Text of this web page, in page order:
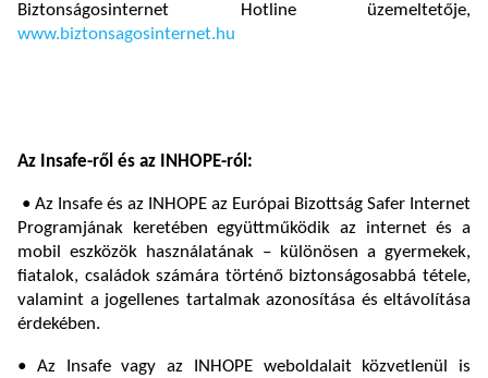
Biztonságosinternet Hotline üzemeltetője,
www.biztonsagosinternet.hu
Az Insafe-ről és az INHOPE-ról:
• Az Insafe és az INHOPE az Európai Bizottság Safer Internet
Programjának keretében együttműködik az internet és a
mobil eszközök használatának – különösen a gyermekek,
fiatalok, családok számára történő biztonságosabbá tétele,
valamint a jogellenes tartalmak azonosítása és eltávolítása
érdekében.
• Az Insafe vagy az INHOPE weboldalait közvetlenül is